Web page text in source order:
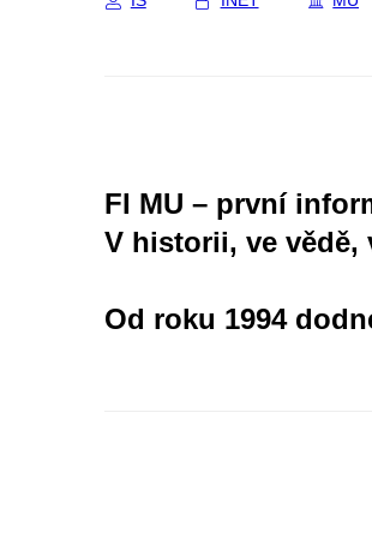
FI MU – první
V historii, ve vědě,
Od roku 1994